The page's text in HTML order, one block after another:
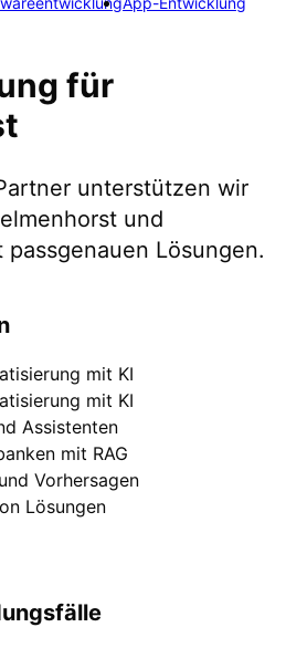
für
unterstützen wir
und
passgenauen Lösungen.
mit KI
mit KI
Assistenten
mit RAG
Vorhersagen
Lösungen